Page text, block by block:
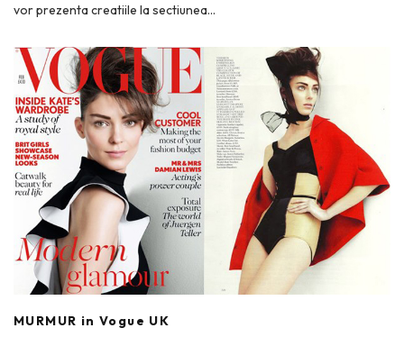
vor prezenta creatiile la sectiunea...
MURMUR in Vogue UK